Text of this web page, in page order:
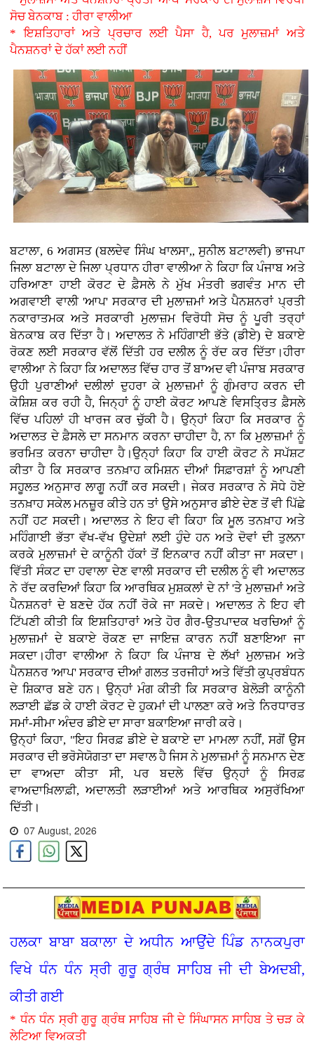
ਸੋਚ ਬੇਨਕਾਬ : ਹੀਰਾ ਵਾਲੀਆ
* ਇਸ਼ਤਿਹਾਰਾਂ ਅਤੇ ਪ੍ਰਚਾਰ ਲਈ ਪੈਸਾ ਹੈ, ਪਰ ਮੁਲਾਜ਼ਮਾਂ ਅਤੇ
ਪੈਨਸ਼ਨਰਾਂ ਦੇ ਹੱਕਾਂ ਲਈ ਨਹੀਂ
ਬਟਾਲਾ, 6 ਅਗਸਤ (ਬਲਦੇਵ ਸਿੰਘ ਖਾਲਸਾ,, ਸੁਨੀਲ ਬਟਾਲਵੀ) ਭਾਜਪਾ
ਜਿਲਾ ਬਟਾਲਾ ਦੇ ਜਿਲਾ ਪ੍ਰਧਾਨ ਹੀਰਾ ਵਾਲੀਆ ਨੇ ਕਿਹਾ ਕਿ ਪੰਜਾਬ ਅਤੇ
ਹਰਿਆਣਾ ਹਾਈ ਕੋਰਟ ਦੇ ਫ਼ੈਸਲੇ ਨੇ ਮੁੱਖ ਮੰਤਰੀ ਭਗਵੰਤ ਮਾਨ ਦੀ
ਅਗਵਾਈ ਵਾਲੀ 'ਆਪ' ਸਰਕਾਰ ਦੀ ਮੁਲਾਜ਼ਮਾਂ ਅਤੇ ਪੈਨਸ਼ਨਰਾਂ ਪ੍ਰਤੀ
ਨਕਾਰਾਤਮਕ ਅਤੇ ਸਰਕਾਰੀ ਮੁਲਾਜ਼ਮ ਵਿਰੋਧੀ ਸੋਚ ਨੂੰ ਪੂਰੀ ਤਰ੍ਹਾਂ
ਬੇਨਕਾਬ ਕਰ ਦਿੱਤਾ ਹੈ। ਅਦਾਲਤ ਨੇ ਮਹਿੰਗਾਈ ਭੱਤੇ (ਡੀਏ) ਦੇ ਬਕਾਏ
ਰੋਕਣ ਲਈ ਸਰਕਾਰ ਵੱਲੋਂ ਦਿੱਤੀ ਹਰ ਦਲੀਲ ਨੂੰ ਰੱਦ ਕਰ ਦਿੱਤਾ।ਹੀਰਾ
ਵਾਲੀਆ ਨੇ ਕਿਹਾ ਕਿ ਅਦਾਲਤ ਵਿੱਚ ਹਾਰ ਤੋਂ ਬਾਅਦ ਵੀ ਪੰਜਾਬ ਸਰਕਾਰ
ਉਹੀ ਪੁਰਾਣੀਆਂ ਦਲੀਲਾਂ ਦੁਹਰਾ ਕੇ ਮੁਲਾਜ਼ਮਾਂ ਨੂੰ ਗੁੰਮਰਾਹ ਕਰਨ ਦੀ
ਕੋਸ਼ਿਸ਼ ਕਰ ਰਹੀ ਹੈ, ਜਿਨ੍ਹਾਂ ਨੂੰ ਹਾਈ ਕੋਰਟ ਆਪਣੇ ਵਿਸਤ੍ਰਿਤ ਫ਼ੈਸਲੇ
ਵਿੱਚ ਪਹਿਲਾਂ ਹੀ ਖਾਰਜ ਕਰ ਚੁੱਕੀ ਹੈ। ਉਨ੍ਹਾਂ ਕਿਹਾ ਕਿ ਸਰਕਾਰ ਨੂੰ
ਅਦਾਲਤ ਦੇ ਫ਼ੈਸਲੇ ਦਾ ਸਨਮਾਨ ਕਰਨਾ ਚਾਹੀਦਾ ਹੈ, ਨਾ ਕਿ ਮੁਲਾਜ਼ਮਾਂ ਨੂੰ
ਭਰਮਿਤ ਕਰਨਾ ਚਾਹੀਦਾ ਹੈ।ਉਨ੍ਹਾਂ ਕਿਹਾ ਕਿ ਹਾਈ ਕੋਰਟ ਨੇ ਸਪੱਸ਼ਟ
ਕੀਤਾ ਹੈ ਕਿ ਸਰਕਾਰ ਤਨਖ਼ਾਹ ਕਮਿਸ਼ਨ ਦੀਆਂ ਸਿਫ਼ਾਰਸ਼ਾਂ ਨੂੰ ਆਪਣੀ
ਸਹੂਲਤ ਅਨੁਸਾਰ ਲਾਗੂ ਨਹੀਂ ਕਰ ਸਕਦੀ। ਜੇਕਰ ਸਰਕਾਰ ਨੇ ਸੋਧੇ ਹੋਏ
ਤਨਖ਼ਾਹ ਸਕੇਲ ਮਨਜ਼ੂਰ ਕੀਤੇ ਹਨ ਤਾਂ ਉਸੇ ਅਨੁਸਾਰ ਡੀਏ ਦੇਣ ਤੋਂ ਵੀ ਪਿੱਛੇ
ਨਹੀਂ ਹਟ ਸਕਦੀ। ਅਦਾਲਤ ਨੇ ਇਹ ਵੀ ਕਿਹਾ ਕਿ ਮੂਲ ਤਨਖ਼ਾਹ ਅਤੇ
ਮਹਿੰਗਾਈ ਭੱਤਾ ਵੱਖ-ਵੱਖ ਉਦੇਸ਼ਾਂ ਲਈ ਹੁੰਦੇ ਹਨ ਅਤੇ ਦੋਵਾਂ ਦੀ ਤੁਲਨਾ
ਕਰਕੇ ਮੁਲਾਜ਼ਮਾਂ ਦੇ ਕਾਨੂੰਨੀ ਹੱਕਾਂ ਤੋਂ ਇਨਕਾਰ ਨਹੀਂ ਕੀਤਾ ਜਾ ਸਕਦਾ।
ਵਿੱਤੀ ਸੰਕਟ ਦਾ ਹਵਾਲਾ ਦੇਣ ਵਾਲੀ ਸਰਕਾਰ ਦੀ ਦਲੀਲ ਨੂੰ ਵੀ ਅਦਾਲਤ
ਨੇ ਰੱਦ ਕਰਦਿਆਂ ਕਿਹਾ ਕਿ ਆਰਥਿਕ ਮੁਸ਼ਕਲਾਂ ਦੇ ਨਾਂ 'ਤੇ ਮੁਲਾਜ਼ਮਾਂ ਅਤੇ
ਪੈਨਸ਼ਨਰਾਂ ਦੇ ਬਣਦੇ ਹੱਕ ਨਹੀਂ ਰੋਕੇ ਜਾ ਸਕਦੇ। ਅਦਾਲਤ ਨੇ ਇਹ ਵੀ
ਟਿੱਪਣੀ ਕੀਤੀ ਕਿ ਇਸ਼ਤਿਹਾਰਾਂ ਅਤੇ ਹੋਰ ਗੈਰ-ਉਤਪਾਦਕ ਖਰਚਿਆਂ ਨੂੰ
ਮੁਲਾਜ਼ਮਾਂ ਦੇ ਬਕਾਏ ਰੋਕਣ ਦਾ ਜਾਇਜ਼ ਕਾਰਨ ਨਹੀਂ ਬਣਾਇਆ ਜਾ
ਸਕਦਾ।ਹੀਰਾ ਵਾਲੀਆ ਨੇ ਕਿਹਾ ਕਿ ਪੰਜਾਬ ਦੇ ਲੱਖਾਂ ਮੁਲਾਜ਼ਮ ਅਤੇ
ਪੈਨਸ਼ਨਰ 'ਆਪ' ਸਰਕਾਰ ਦੀਆਂ ਗਲਤ ਤਰਜੀਹਾਂ ਅਤੇ ਵਿੱਤੀ ਕੁਪ੍ਰਬੰਧਨ
ਦੇ ਸ਼ਿਕਾਰ ਬਣੇ ਹਨ। ਉਨ੍ਹਾਂ ਮੰਗ ਕੀਤੀ ਕਿ ਸਰਕਾਰ ਬੇਲੋੜੀ ਕਾਨੂੰਨੀ
ਲੜਾਈ ਛੱਡ ਕੇ ਹਾਈ ਕੋਰਟ ਦੇ ਹੁਕਮਾਂ ਦੀ ਪਾਲਣਾ ਕਰੇ ਅਤੇ ਨਿਰਧਾਰਤ
ਸਮਾਂ-ਸੀਮਾ ਅੰਦਰ ਡੀਏ ਦਾ ਸਾਰਾ ਬਕਾਇਆ ਜਾਰੀ ਕਰੇ।
ਉਨ੍ਹਾਂ ਕਿਹਾ, "ਇਹ ਸਿਰਫ਼ ਡੀਏ ਦੇ ਬਕਾਏ ਦਾ ਮਾਮਲਾ ਨਹੀਂ, ਸਗੋਂ ਉਸ
ਸਰਕਾਰ ਦੀ ਭਰੋਸੇਯੋਗਤਾ ਦਾ ਸਵਾਲ ਹੈ ਜਿਸ ਨੇ ਮੁਲਾਜ਼ਮਾਂ ਨੂੰ ਸਨਮਾਨ ਦੇਣ
ਦਾ ਵਾਅਦਾ ਕੀਤਾ ਸੀ, ਪਰ ਬਦਲੇ ਵਿੱਚ ਉਨ੍ਹਾਂ ਨੂੰ ਸਿਰਫ਼
ਵਾਅਦਾਖ਼ਿਲਾਫ਼ੀ, ਅਦਾਲਤੀ ਲੜਾਈਆਂ ਅਤੇ ਆਰਥਿਕ ਅਸੁਰੱਖਿਆ
ਦਿੱਤੀ।
07 August, 2026
ਹਲਕਾ ਬਾਬਾ ਬਕਾਲਾ ਦੇ ਅਧੀਨ ਆਉਂਦੇ ਪਿੰਡ ਨਾਨਕਪੁਰਾ
ਵਿਖੇ ਧੰਨ ਧੰਨ ਸ੍ਰੀ ਗੁਰੂ ਗ੍ਰੰਥ ਸਾਹਿਬ ਜੀ ਦੀ ਬੇਅਦਬੀ,
ਕੀਤੀ ਗਈ
* ਧੰਨ ਧੰਨ ਸ੍ਰੀ ਗੁਰੂ ਗ੍ਰੰਥ ਸਾਹਿਬ ਜੀ ਦੇ ਸਿੰਘਾਸਨ ਸਾਹਿਬ ਤੇ ਚੜ ਕੇ
ਲੇਟਿਆ ਵਿਅਕਤੀ